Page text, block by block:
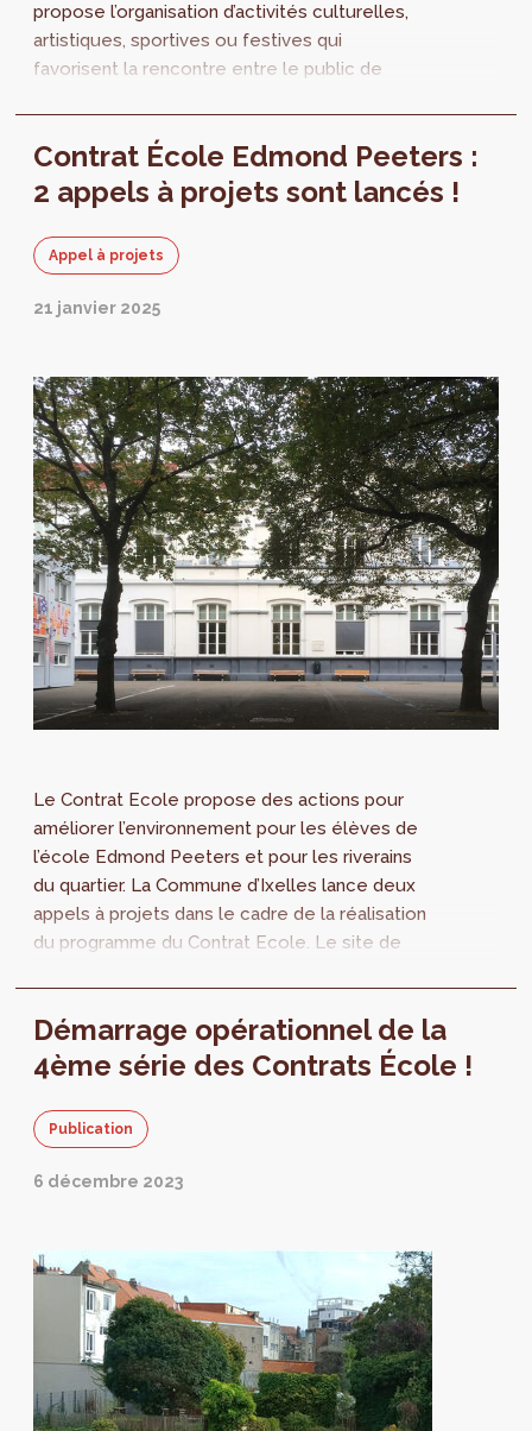
propose l’organisation d’activités culturelles,
artistiques, sportives ou festives qui
favorisent la rencontre entre le public de
Contrat École Edmond Peeters :
2 appels à projets sont lancés !
Appel à projets
21 janvier 2025
Le Contrat Ecole propose des actions pour
améliorer l’environnement pour les élèves de
l’école Edmond Peeters et pour les riverains
du quartier. La Commune d’Ixelles lance deux
appels à projets dans le cadre de la réalisation
du programme du Contrat Ecole. Le site de
Démarrage opérationnel de la
4ème série des Contrats École !
Publication
6 décembre 2023